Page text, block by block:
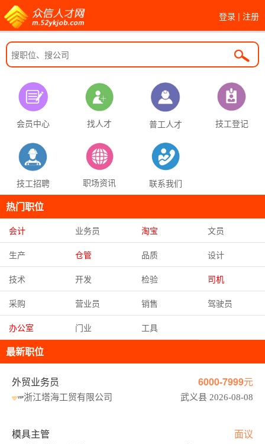
登录 | 注册
会员中心 找人才 普工人才 技工登记
技工招聘 职场资讯 联系我们
热门职位
会计 业务员 淘宝 文员
生产 仓管 品质 设计
技术 开发 检验 司机
采购 营业员 销售 驾驶员
办公室 门业 工具
最新职位
外贸业务员 6000-7999元
浙江塔海工贸有限公司 武义县 2026-08-08
模具主管 面议